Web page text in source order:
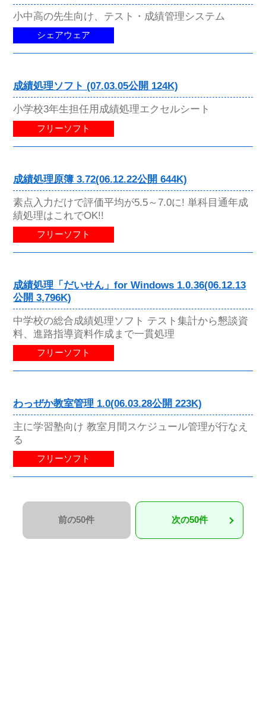
小中高の先生向け、テスト・成績管理システム
シェアウェア
成績処理ソフト (07.03.05公開 124K)
小学校3年生担任用成績処理エクセルシート
フリーソフト
成績処理原簿 3.72(06.12.22公開 644K)
素点入力だけで評価平均が5.5～7.0に! 単科目通年成
績処理はこれでOK!!
フリーソフト
成績処理「だいせん」for Windows 1.0.36(06.12.13
公開 3,796K)
中学校の総合成績処理ソフト テスト集計から懇談資
料、進路指導資料作成まで一貫処理
フリーソフト
わっぜか教室管理 1.0(06.03.28公開 223K)
主に学習塾向け 教室月間スケジュール管理が行なえ
る
フリーソフト
前の50件 次の50件